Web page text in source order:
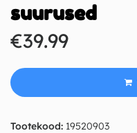
suurused
€39.99
Tootekood: 19520903